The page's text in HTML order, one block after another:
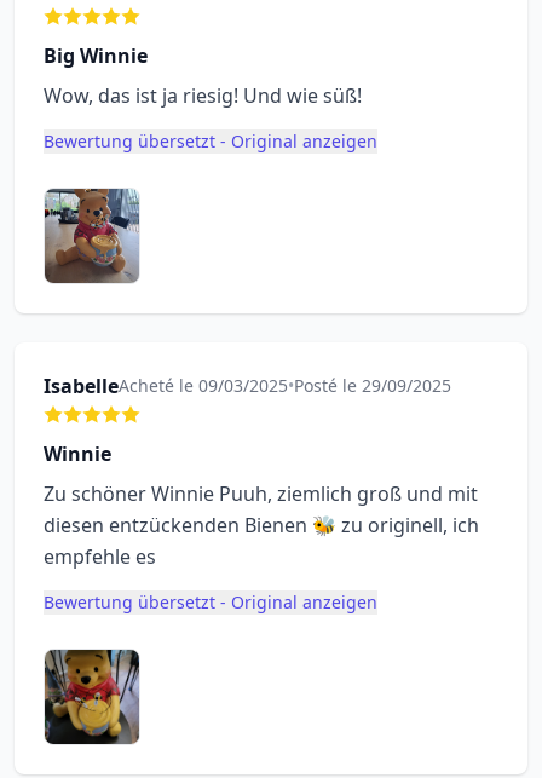
Big Winnie
Wow, das ist ja riesig! Und wie süß!
Bewertung übersetzt - Original anzeigen
IsabelleAcheté le 09/03/2025•Posté le 29/09/2025
Winnie
Zu schöner Winnie Puuh, ziemlich groß und mit
diesen entzückenden Bienen 🐝 zu originell, ich
empfehle es
Bewertung übersetzt - Original anzeigen